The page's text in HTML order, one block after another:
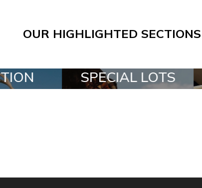
OUR HIGHLIGHTED SECTIONS
SPECIAL LOTS ALL IN